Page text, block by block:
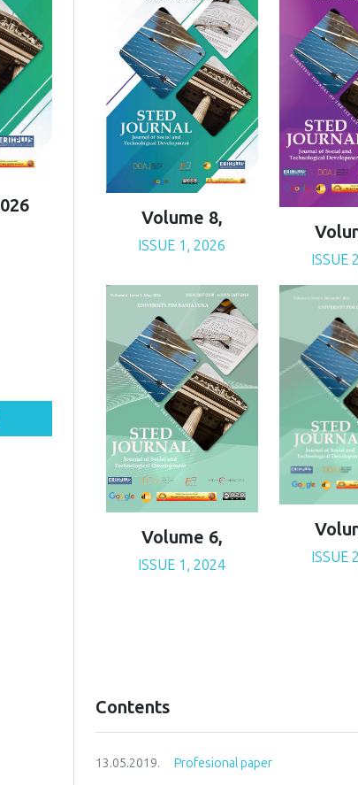
Volume 8,
ISSUE 1, 2026
ISSUE
Volume 6,
ISSUE 1, 2024 ISSUE
Contents
13.05.2019. Profesional paper